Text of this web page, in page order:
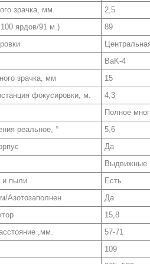
зрачка, мм.
2,5
ярдов/91 м.)
89
BaK-4
зрачка, мм
15
фокусировки, м.
4,3
Полное
реальное, °
5,6
Да
Выдвижные
и пыли
Есть
Азотозаполнен
Да
15,8
,мм.
57-71
109